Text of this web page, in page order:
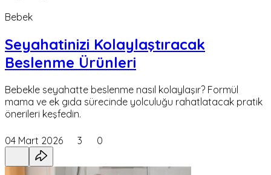
Bebek
Seyahatinizi Kolaylaştıracak
Beslenme Ürünleri
Bebekle seyahatte beslenme nasıl kolaylaşır? Formül
mama ve ek gıda sürecinde yolculuğu rahatlatacak pratik
önerileri keşfedin.
04 Mart 2026 3 0